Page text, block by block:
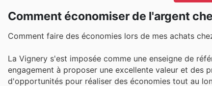
Comment économiser de l'argent
Comment faire des économies lors de mes achats
La Vignery s'est imposée comme une enseigne de
engagement à proposer une excellente valeur et des
d'opportunités pour réaliser des économies tout au